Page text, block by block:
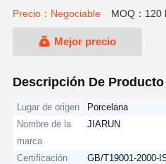
Precio：Negociable MOQ：120
Mejor precio
Descripción De Producto
Lugar de origen
Porcelana
Nombre de la
marca
JIARUN
Certificación
GB/T19001-2000-